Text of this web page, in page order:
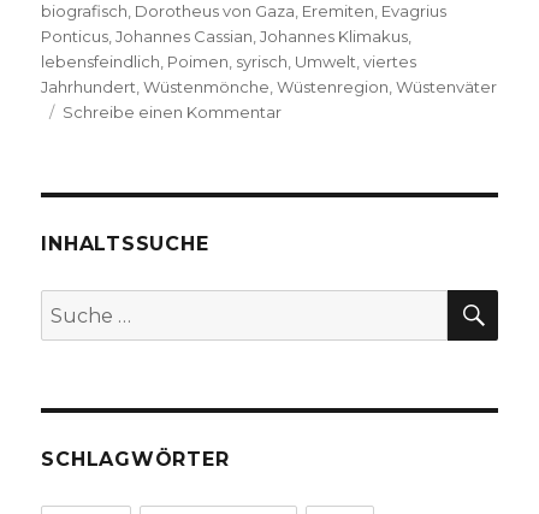
biografisch Dorotheus von Gaza Eremiten Evagrius
Ponticus ,Johannes Cassian ,Johannes Klimakus
lebensfeindlich Poimen syrisch Umwelt ,viertes
Jahrhundert ,Wüstenmönche ,Wüstenregion ,Wüstenväter
Schreibe einen Kommentarzu
Rezension
Christoph
2019
INHALTSSUCHE
Suche
nach:
SCHLAGWÖRTER